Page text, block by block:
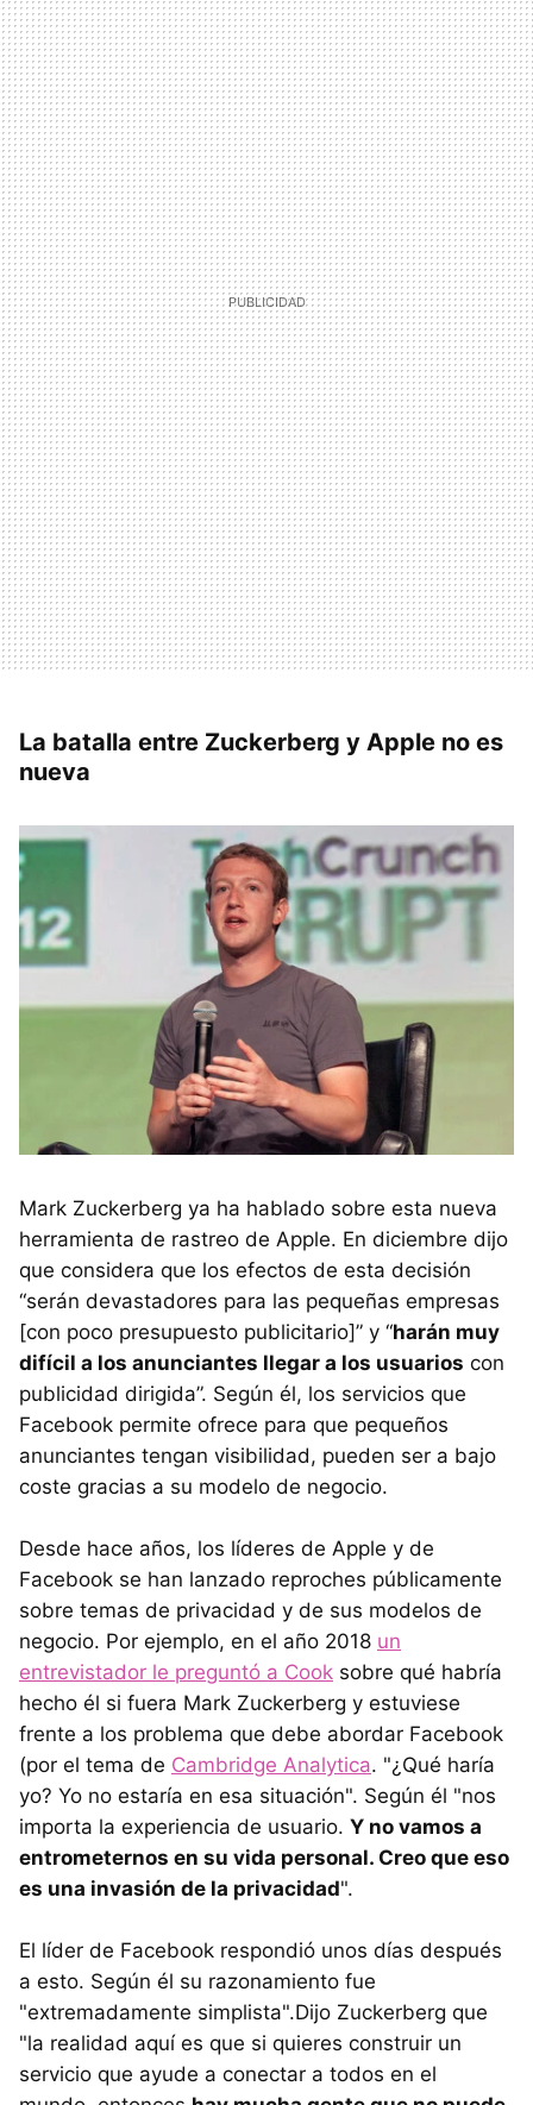
La batalla entre Zuckerberg y Apple no es
nueva
Mark Zuckerberg ya ha hablado sobre esta nueva
herramienta de rastreo de Apple. En diciembre dijo
que considera que los efectos de esta decisión
“serán devastadores para las pequeñas empresas
[con poco presupuesto publicitario]” y “harán muy
difícil a los anunciantes llegar a los usuarios con
publicidad dirigida”. Según él, los servicios que
Facebook permite ofrece para que pequeños
anunciantes tengan visibilidad, pueden ser a bajo
coste gracias a su modelo de negocio.
Desde hace años, los líderes de Apple y de
Facebook se han lanzado reproches públicamente
sobre temas de privacidad y de sus modelos de
negocio. Por ejemplo, en el año 2018 un
entrevistador le preguntó a Cook sobre qué habría
hecho él si fuera Mark Zuckerberg y estuviese
frente a los problema que debe abordar Facebook
(por el tema de Cambridge Analytica. "¿Qué haría
yo? Yo no estaría en esa situación". Según él "nos
importa la experiencia de usuario. Y no vamos a
entrometernos en su vida personal. Creo que eso
es una invasión de la privacidad".
El líder de Facebook respondió unos días después
a esto. Según él su razonamiento fue
"extremadamente simplista".Dijo Zuckerberg que
"la realidad aquí es que si quieres construir un
servicio que ayude a conectar a todos en el